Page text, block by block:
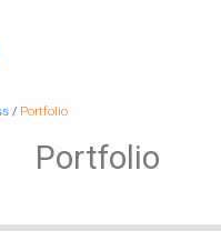
/ Portfolio
Portfolio